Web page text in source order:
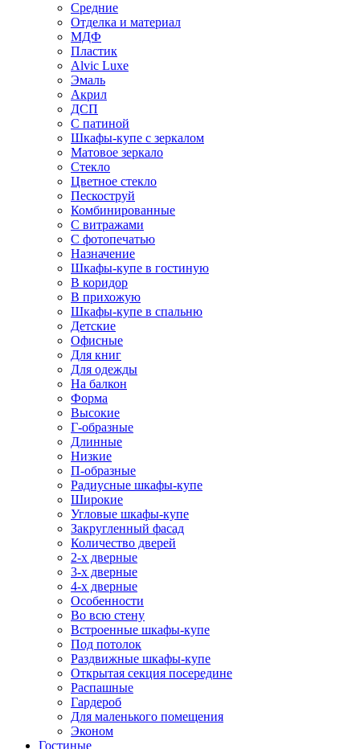
Средние
Отделка и материал
МДФ
Пластик
Alvic Luxe
Эмаль
Акрил
ДСП
С патиной
Шкафы-купе с зеркалом
Матовое зеркало
Стекло
Цветное стекло
Пескоструй
Комбинированные
С витражами
С фотопечатью
Назначение
Шкафы-купе в гостиную
В коридор
В прихожую
Шкафы-купе в спальню
Детские
Офисные
Для книг
Для одежды
На балкон
Форма
Высокие
Г-образные
Длинные
Низкие
П-образные
Радиусные шкафы-купе
Широкие
Угловые шкафы-купе
Закругленный фасад
Количество дверей
2-х дверные
3-х дверные
4-х дверные
Особенности
Во всю стену
Встроенные шкафы-купе
Под потолок
Раздвижные шкафы-купе
Открытая секция посередине
Распашные
Гардероб
Для маленького помещения
Эконом
Гостиные